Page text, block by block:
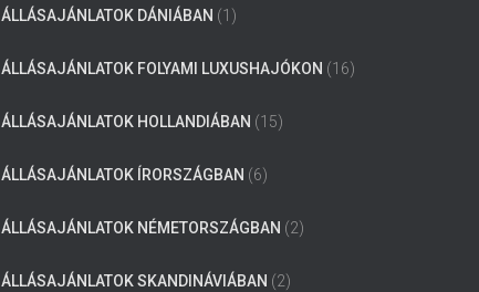
ÁLLÁSAJÁNLATOK DÁNIÁBAN (1)
ÁLLÁSAJÁNLATOK FOLYAMI LUXUSHAJÓKON (16)
ÁLLÁSAJÁNLATOK HOLLANDIÁBAN (15)
ÁLLÁSAJÁNLATOK ÍRORSZÁGBAN (6)
ÁLLÁSAJÁNLATOK NÉMETORSZÁGBAN (2)
ÁLLÁSAJÁNLATOK SKANDINÁVIÁBAN (2)